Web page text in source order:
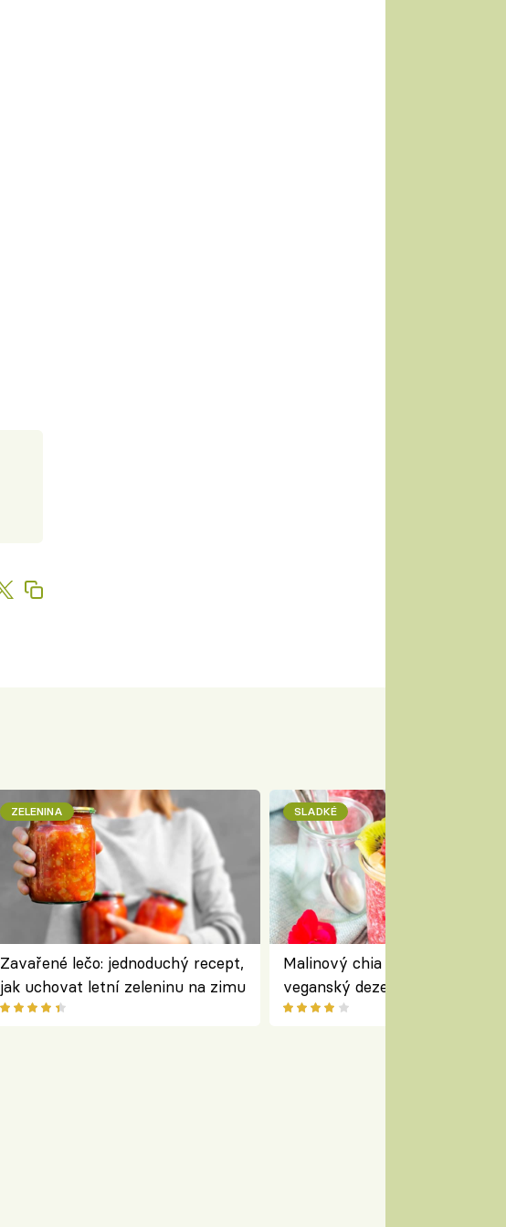
ZELENINA
Zavařené lečo: jednoduchý recept,
jak uchovat letní zeleninu na zimu
SLADKÉ
Malinový chia pudink s
veganský dezert plný ovoce a
ořechů